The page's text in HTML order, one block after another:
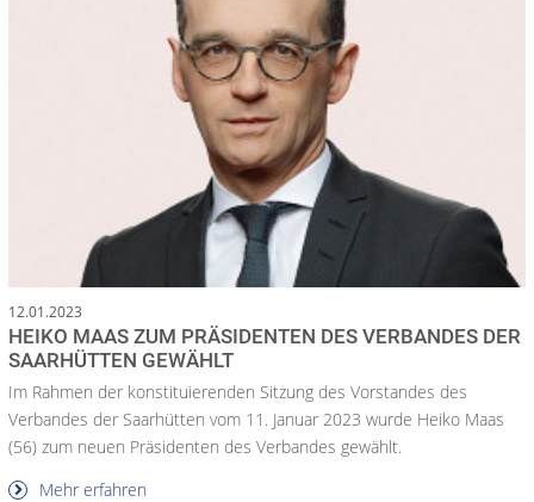
12.01.2023
HEIKO MAAS ZUM PRÄSIDENTEN DES VERBANDES DER
SAARHÜTTEN GEWÄHLT
Im Rahmen der konstituierenden Sitzung des Vorstandes des
Verbandes der Saarhütten vom 11. Januar 2023 wurde Heiko Maas
(56) zum neuen Präsidenten des Verbandes gewählt.
Mehr erfahren